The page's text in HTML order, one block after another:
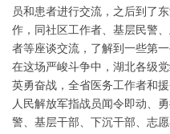
员和患者进行交流，之后到了
作，同社区工作者、基层民警
者等座谈交流，了解到一些第一
在这场严峻斗争中，湖北各级
英勇奋战，全省医务工作者和
人民解放军指战员闻令即动、
警、基层干部、下沉干部、志